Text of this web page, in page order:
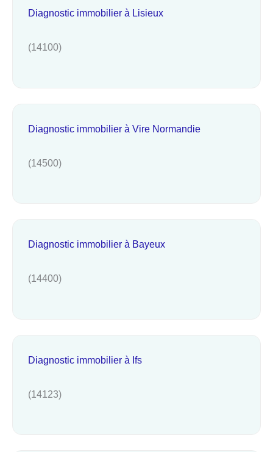
Diagnostic immobilier à Lisieux
(14100)
Diagnostic immobilier à Vire Normandie
(14500)
Diagnostic immobilier à Bayeux
(14400)
Diagnostic immobilier à Ifs
(14123)